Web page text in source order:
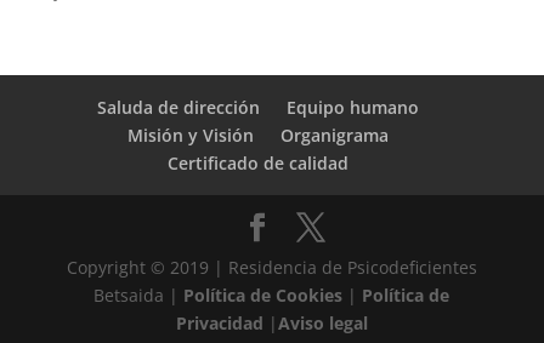
Saluda de dirección
Equipo humano
Misión y Visión
Organigrama
Certificado de calidad
Copyright © 2019 | Residencia de Psicodeficientes
Betsaida | Política de Cookies | Política de
Privacidad |Aviso legal